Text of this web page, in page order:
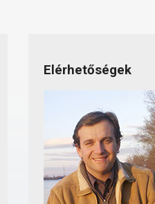
Elérhetőségek